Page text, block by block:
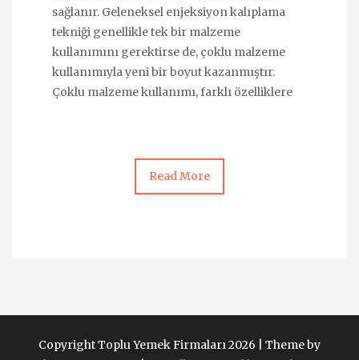
sağlanır. Geleneksel enjeksiyon kalıplama
tekniği genellikle tek bir malzeme
kullanımını gerektirse de, çoklu malzeme
kullanımıyla yeni bir boyut kazanmıştır.
Çoklu malzeme kullanımı, farklı özelliklere
Read More
Copyright Toplu Yemek Firmaları 2026 | Theme by